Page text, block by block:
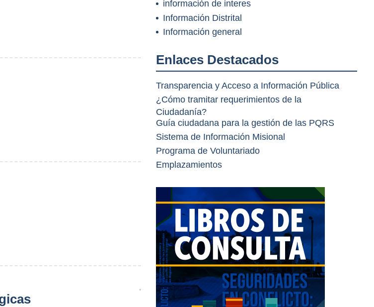
información de interes
Información Distrital
Información general
Enlaces Destacados
Transparencia y Acceso a Información Pública
¿Cómo tramitar requerimientos de la
Ciudadanía?
Guía ciudadana para la gestión de las PQRS
Sistema de Información Misional
Programa de Voluntariado
Emplazamientos